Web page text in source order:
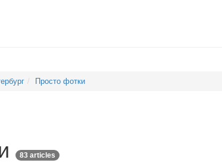
Просто фотки
83 articles